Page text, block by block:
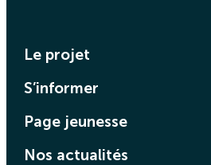
Le projet
S’informer
Page jeunesse
Nos actualités